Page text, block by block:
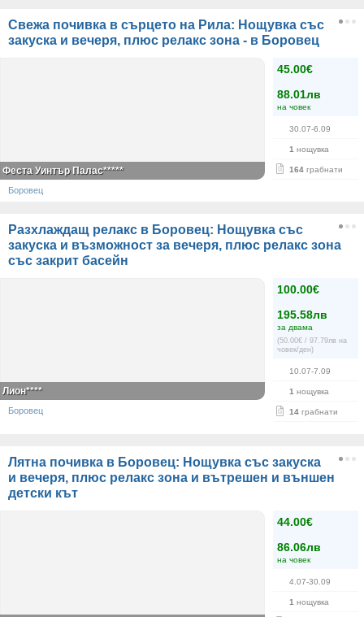
Свежа почивка в сърцето на Рила: Нощувка със
закуска и вечеря, плюс релакс зона - в Боровец
45.00€
88.01лв
на човек
30.07-6.09
1 нощувка
164 грабнати
Феста Уинтър Палас*****
Боровец
Разхлаждащ релакс в Боровец: Нощувка със
закуска и възможност за вечеря, плюс релакс зона
със закрит басейн
100.00€
195.58лв
за двама
(50.00€ / 97.79лв на
човек/ден)
10.07-7.09
1 нощувка
14 грабнати
Лион****
Боровец
Лятна почивка в Боровец: Нощувка със закуска
и вечеря, плюс релакс зона и вътрешен и външен
детски кът
44.00€
86.06лв
на човек
4.07-30.09
1 нощувка